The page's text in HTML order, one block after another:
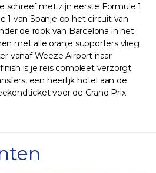
schreef met zijn eerste Formule 1
1 van Spanje op het circuit van
de rook van Barcelona in het
met alle oranje supporters vlieg
vanaf Weeze Airport naar
is je reis compleet verzorgt.
een heerlijk hotel aan de
voor de Grand Prix.